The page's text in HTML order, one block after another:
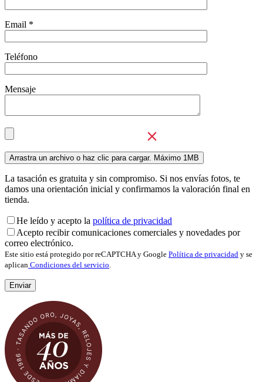
Email *
Teléfono
Mensaje
La tasación es gratuita y sin compromiso. Si nos envías fotos, te
damos una orientación inicial y confirmamos la valoración final en
tienda.
He leído y acepto la política de privacidad
Acepto recibir comunicaciones comerciales y novedades por
correo electrónico.
Este sitio está protegido por reCAPTCHA y Google Política de privacidad y se
aplican Condiciones del servicio